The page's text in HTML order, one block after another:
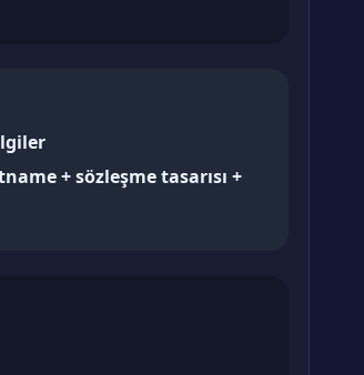
+ sözleşme tasarısı +